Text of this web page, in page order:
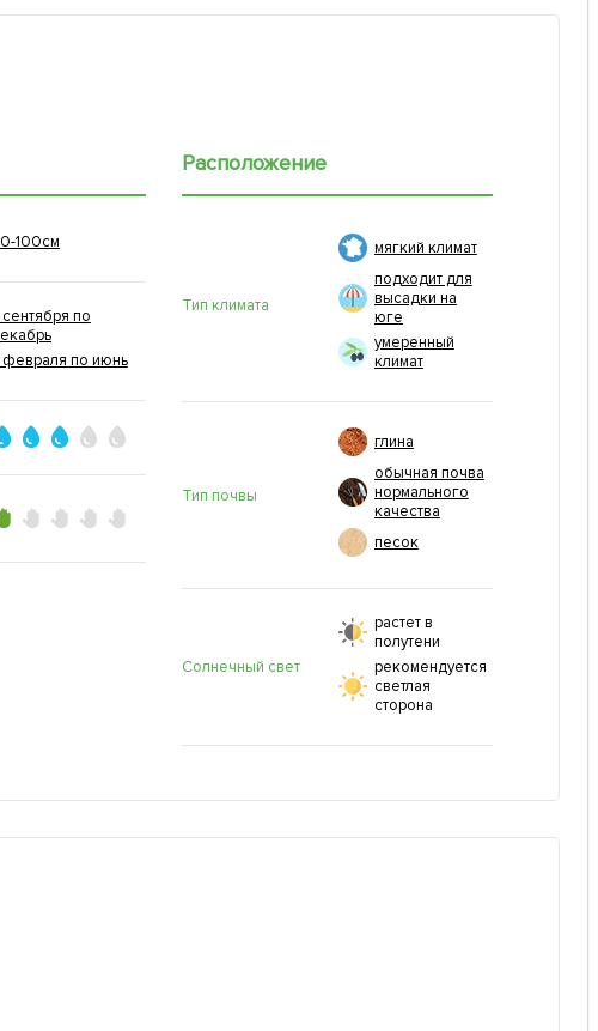
100см
сентября по
февраля по июнь
Расположение
Тип климата
мягкий климат
подходит для
высадки на
юге
умеренный
климат
Тип почвы
глина
обычная почва
нормального
качества
песок
Солнечный свет
растет в
полутени
рекомендуется
светлая
сторона